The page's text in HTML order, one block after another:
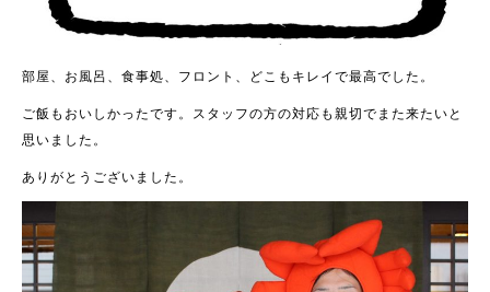
部屋、お風呂、食事処、フロント、どこもキレイで最高でした。
ご飯もおいしかったです。スタッフの方の対応も親切でまた来たいと
思いました。
ありがとうございました。